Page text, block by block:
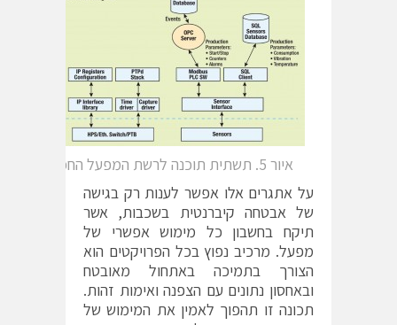
איור 5. תשתית תוכנה לרשת המפעל החכם
על אתגרים אלו אפשר לענות רק בגישה
של אבטחה קיברנטית בשכבות, אשר
תיקח בחשבון כל מימוש אפשרי של
מפעל. מרכיב נפוץ בכל הפרויקטים הוא
הצורך בתמיכה באתחול מאובטח
ובאחסון נתונים עם הצפנה ואימות זהות.
תכונה זו תהפוך לאמין את המימוש של